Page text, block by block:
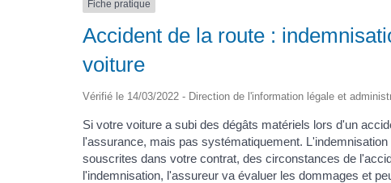
Fiche pratique
Accident de la route :
voiture
Vérifié le 14/03/2022 - Direction de l'information légale et
Si votre voiture a subi des dégâts matériels lors d'un
l'assurance, mais pas systématiquement.
souscrites dans votre contrat, des circonstances de
l'indemnisation, l'assureur va évaluer les dommages et